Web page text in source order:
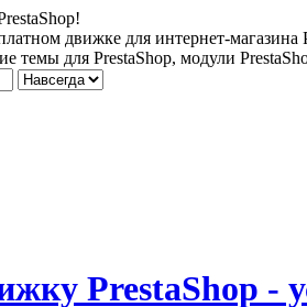
движке для интернет-магазина
темы для PrestaShop, модули